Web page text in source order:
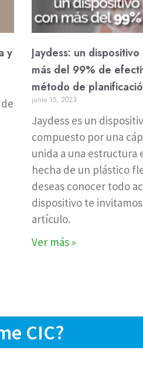
y
Jaydess: un
más del 99% de
método de
junio 15, 2023
Jaydess es un
compuesto por una
unida a una estructura
hecha de un plástico
deseas conocer todo
dispositivo te
artículo.
Ver más »
CIC?